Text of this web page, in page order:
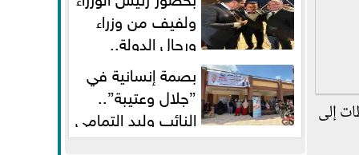
إلى
ولفيف من وزراء
ورجال الدولة..
النائبان وليد التمامي ومحمد...
بصمة إنسانية في
”جلال وعتيبة”..
النائب وليد التمامي
والبروفيسور جمال شيحة يداويان...